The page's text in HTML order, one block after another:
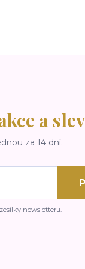
a
za 14 dní.
newsletteru.